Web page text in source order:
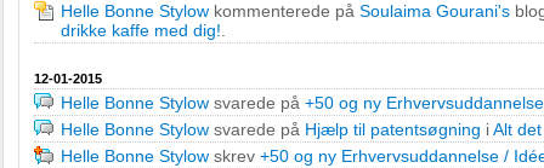
Helle Bonne Stylow kommenterede på Soulaima Gourani's
drikke kaffe med dig!
12-01-2015
Helle Bonne Stylow svarede på +50 og ny
Helle Bonne Stylow svarede på Hjælp til patentsøgning iAlt
Helle Bonne Stylow skrev +50 og ny Erhvervsuddannelse /